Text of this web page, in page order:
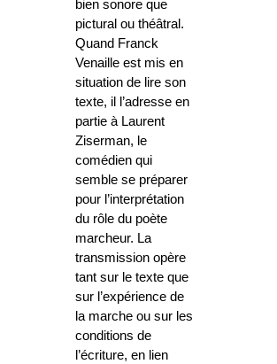
bien sonore que
pictural ou théâtral.
Quand Franck
Venaille est mis en
situation de lire son
texte, il l’adresse en
partie à Laurent
Ziserman, le
comédien qui
semble se préparer
pour l’interprétation
du rôle du poète
marcheur. La
transmission opère
tant sur le texte que
sur l’expérience de
la marche ou sur les
conditions de
l’écriture, en lien